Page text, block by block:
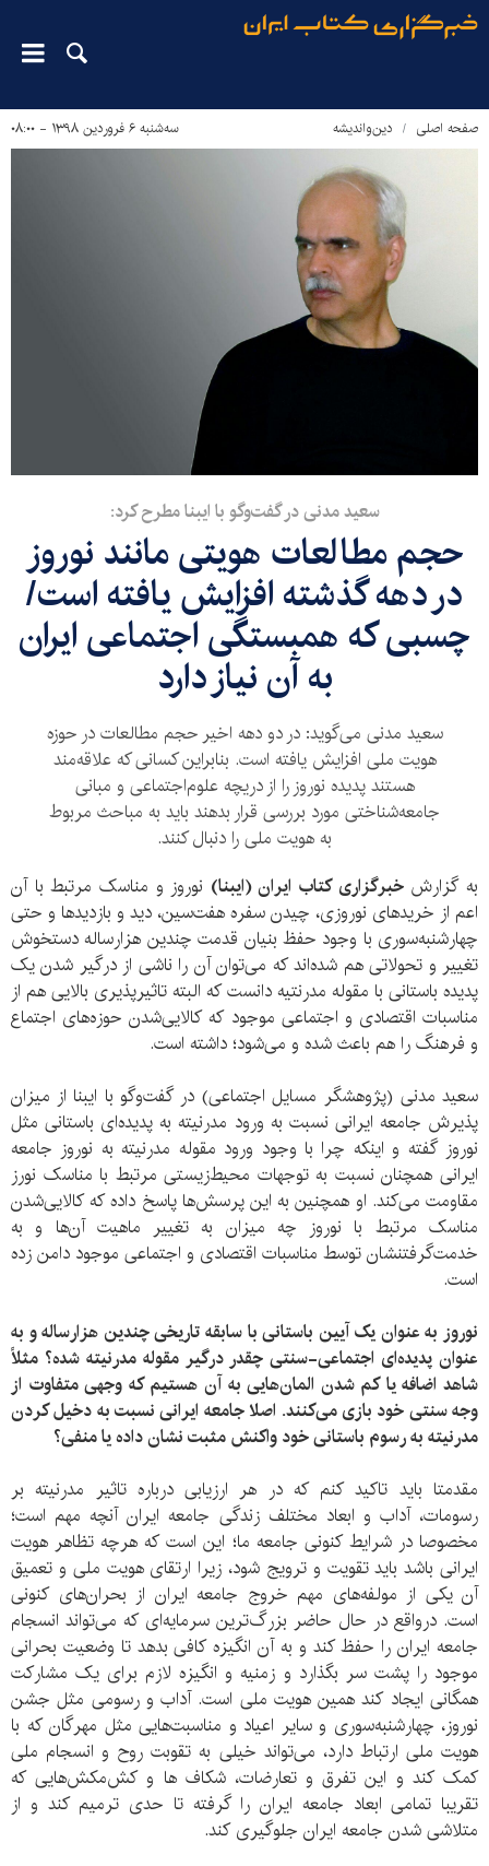
صفحه اصلی دین‌واندیشه سه‌شنبه ۶ فروردین ۱۳۹۸ - ۰۸:۰۰
سعید مدنی در گفت‌وگو با ایبنا مطرح کرد:
حجم مطالعات هویتی مانند نوروز
در دهه گذشته افزایش یافته است/
چسبی که همبستگی اجتماعی ایران
به آن نیاز دارد
سعید مدنی می‌گوید: در دو دهه اخیر حجم مطالعات در حوزه
هویت ملی افزایش یافته است. بنابراین کسانی که علاقه‌مند
هستند پدیده نوروز را از دریچه علوم‌اجتماعی و مبانی
جامعه‌شناختی مورد بررسی قرار بدهند باید به مباحث مربوط
به هویت ملی را دنبال کنند.
به گزارشخبرگزاری کتاب ایران (ایبنا) نوروز و مناسک مرتبط با آن
اعم از خریدهای نوروزی، چیدن سفره هفت‌سین، دید و بازدیدها و حتی
چهارشنبه‌سوری با وجود حفظ بنیان قدمت چندین هزارساله دستخوش
تغییر و تحولاتی هم شده‌اند که می‌توان آن را ناشی از درگیر شدن یک
پدیده باستانی با مقوله مدرنتیه دانست که البته تاثیرپذیری بالایی هم از
مناسبات اقتصادی و اجتماعی موجود که کالایی‌شدن حوزه‌های اجتماع
و فرهنگ را هم باعث شده و می‌شود؛ داشته است.
سعید مدنی (پژوهشگر مسایل اجتماعی) در گفت‌وگو با ایبنا از میزان
پذیرش جامعه ایرانی نسبت به ورود مدرنیته به پدیده‌ای باستانی مثل
نوروز گفته و اینکه چرا با وجود ورود مقوله مدرنیته به نوروز جامعه
ایرانی همچنان نسبت به توجهات محیط‌زیستی مرتبط با مناسک نورز
مقاومت می‌کند. او همچنین به این پرسش‌ها پاسخ داده که کالایی‌شدن
مناسک مرتبط با نوروز چه میزان به تغییر ماهیت آن‌ها و به
خدمت‌گرفتنشان توسط مناسبات اقتصادی و اجتماعی موجود دامن زده
است.
نوروز به عنوان یک آیین باستانی با سابقه تاریخی چندین هزارساله و به
عنوان پدیده‌ای اجتماعی-سنتی چقدر درگیر مقوله‌ مدرنیته شده؟ مثلاً
شاهد اضافه یا کم شدن المان‌هایی به آن هستیم که وجهی متفاوت از
وجه سنتی خود بازی می‌کنند. اصلا جامعه ایرانی نسبت به دخیل کردن
مدرنیته به رسوم باستانی خود واکنش مثبت نشان داده یا منفی؟
مقدمتا باید تاکید کنم که در هر ارزیابی درباره تاثیر مدرنیته بر
رسومات، آداب و ابعاد مختلف زندگی جامعه ایران آنچه مهم است؛
مخصوصا در شرایط کنونی جامعه ما؛ این است که هرچه تظاهر هویت
ایرانی باشد باید تقویت و ترویج شود، زیرا ارتقا‌ی هویت ملی و تعمیق
آن یکی از مولفه‌های مهم خروج جامعه ایران از بحران‌های کنونی
است. درواقع در حال حاضر بزرگ‌ترین سرمایه‌ای که می‌تواند انسجام
جامعه ایران را حفظ کند و به آن انگیزه کافی بدهد تا وضعیت بحرانی
موجود را پشت سر بگذارد و زمنیه و انگیزه لازم برای یک مشارکت
همگانی ایجاد کند همین هویت ملی است. آداب و رسومی مثل جشن
نوروز، چهارشنبه‌سوری و سایر اعیاد و مناسبت‌هایی مثل مهرگان که با
هویت ملی ارتباط دارد، می‌تواند خیلی به تقوبت روح و انسجام ملی
کمک کند و این تفرق و تعارضات، شکاف ها و کش‌مکش‌هایی که
تقریبا تمامی ابعاد جامعه ایران را گرفته تا حدی ترمیم کند و از
متلاشی شدن جامعه ایران جلوگیری کند.